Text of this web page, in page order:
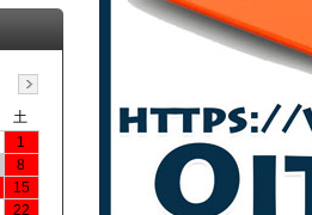
土
1
8
15
22